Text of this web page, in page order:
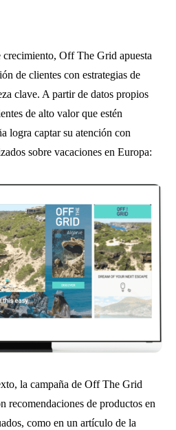
crecimiento, Off The Grid apuesta
de clientes con estrategias de
clave. A partir de datos propios
de alto valor que estén
logra captar su atención con
sobre vacaciones en Europa:
la campaña de Off The Grid
recomendaciones de productos en
como en un artículo de la